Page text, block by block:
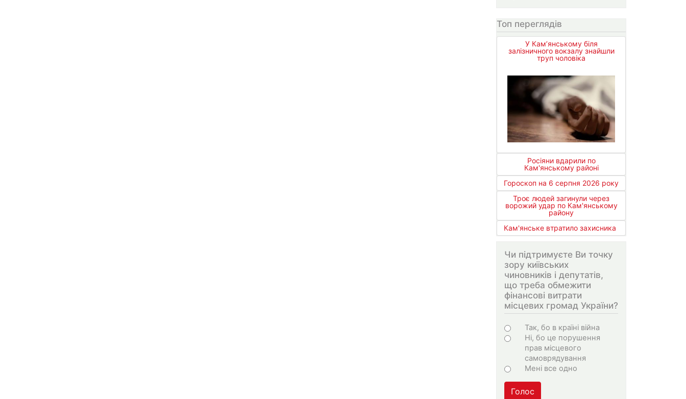
Топ переглядів
У Кам’янському біля
залізничного вокзалу знайшли
труп чоловіка
Росіяни вдарили по
Кам'янському районі
Гороскоп на 6 серпня 2026 року
Троє людей загинули через
ворожий удар по Кам'янському
району
Кам'янське втратило захисника
Чи підтримуєте Ви точку
зору київських
чиновників і депутатів,
що треба обмежити
фінансові витрати
місцевих громад України?
Choices
Так, бо в країні війна
Ні, бо це порушення
прав місцевого
самоврядування
Мені все одно
Голос